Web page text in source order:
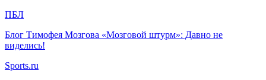
ПБЛ
Блог Тимофея Мозгова «Мозговой штурм»: Давно не
виделись!
Sports.ru